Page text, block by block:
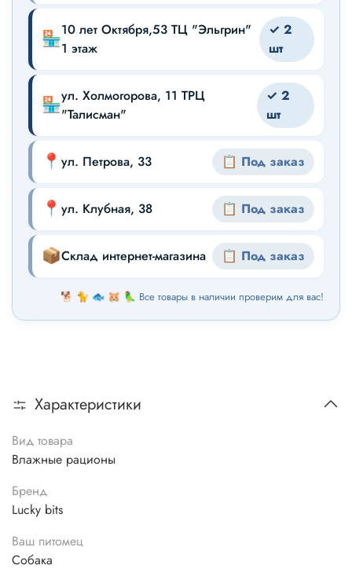
🏪10 лет Октября,53 ТЦ "Эльгрин"
1 этаж
✓ 2
шт
🏪ул. Холмогорова, 11 ТРЦ
"Талисман"
✓ 2
шт
📍 ул. Петрова, 33 📋 Под заказ
📍 ул. Клубная, 38 📋 Под заказ
📦Склад интернет-магазина 📋 Под заказ
🐕 🐈 🐟 🐹 🦜 Все товары в наличии проверим для вас!
Характеристики
Вид товара
Влажные рационы
Бренд
Lucky bits
Ваш питомец
Собака